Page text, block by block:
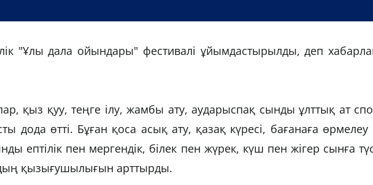
"Ұлы дала ойындары" фестивалі ұйымдастырылды, деп
қыз қуу, теңге ілу, жамбы ату, аударыспақ сынды ұлттық ат
дода өтті. Бұған қоса асық ату, қазақ күресі, бағанаға
ептілік пен мергендік, білек пен жүрек, күш пен жігер сынға
қызығушылығын арттырды.